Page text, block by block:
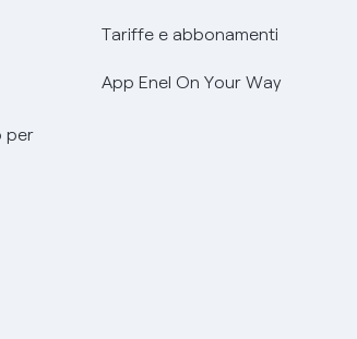
per
Tariffe e abbonamenti
App Enel On Your Way